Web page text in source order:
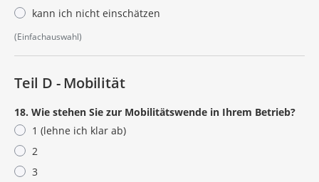
kann ich nicht einschätzen
(Einfachauswahl)
Teil D - Mobilität
18. Wie stehen Sie zur Mobilitätswende in Ihrem Betrieb?
1 (lehne ich klar ab)
2
3